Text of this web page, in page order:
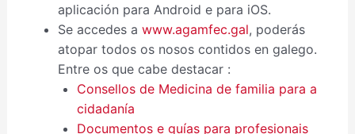
aplicación para Android e para iOS.
Se accedes a www.agamfec.gal, poderás
atopar todos os nosos contidos en galego.
Entre os que cabe destacar :
Consellos de Medicina de familia para a
cidadanía
Documentos e guías para profesionais